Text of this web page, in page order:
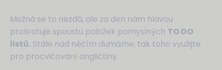
Možná se to nezdá, ale za den nám hlavou
prošrotuje spoustu položek pomyslných TO DO
listů. Stále nad něčím dumáme, tak toho využijte
pro procvičování angličtiny.